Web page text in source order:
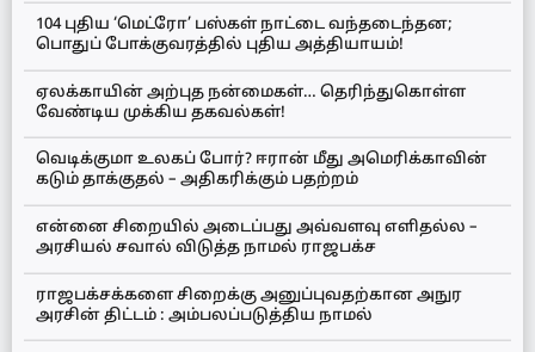
104 புதிய ‘மெட்ரோ’ பஸ்கள் நாட்டை வந்தடைந்தன;
பொதுப் போக்குவரத்தில் புதிய அத்தியாயம்!
ஏலக்காயின் அற்புத நன்மைகள்… தெரிந்துகொள்ள
வேண்டிய முக்கிய தகவல்கள்!
வெடிக்குமா உலகப் போர்? ஈரான் மீது அமெரிக்காவின்
கடும் தாக்குதல் – அதிகரிக்கும் பதற்றம்
என்னை சிறையில் அடைப்பது அவ்வளவு எளிதல்ல –
அரசியல் சவால் விடுத்த நாமல் ராஜபக்ச
ராஜபக்சக்களை சிறைக்கு அனுப்புவதற்கான அநுர
அரசின் திட்டம் : அம்பலப்படுத்திய நாமல்